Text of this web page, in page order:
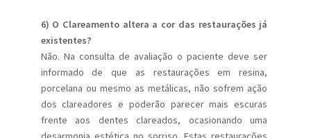
6) O Clareamento altera a cor das restaurações já
existentes?
Não. Na consulta de avaliação o paciente deve ser
informado de que as restaurações em resina,
porcelana ou mesmo as metálicas, não sofrem ação
dos clareadores e poderão parecer mais escuras
frente aos dentes clareados, ocasionando uma